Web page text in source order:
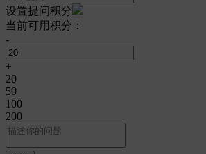
设置提问积分
当前可用积分：
-
+
20
50
100
200